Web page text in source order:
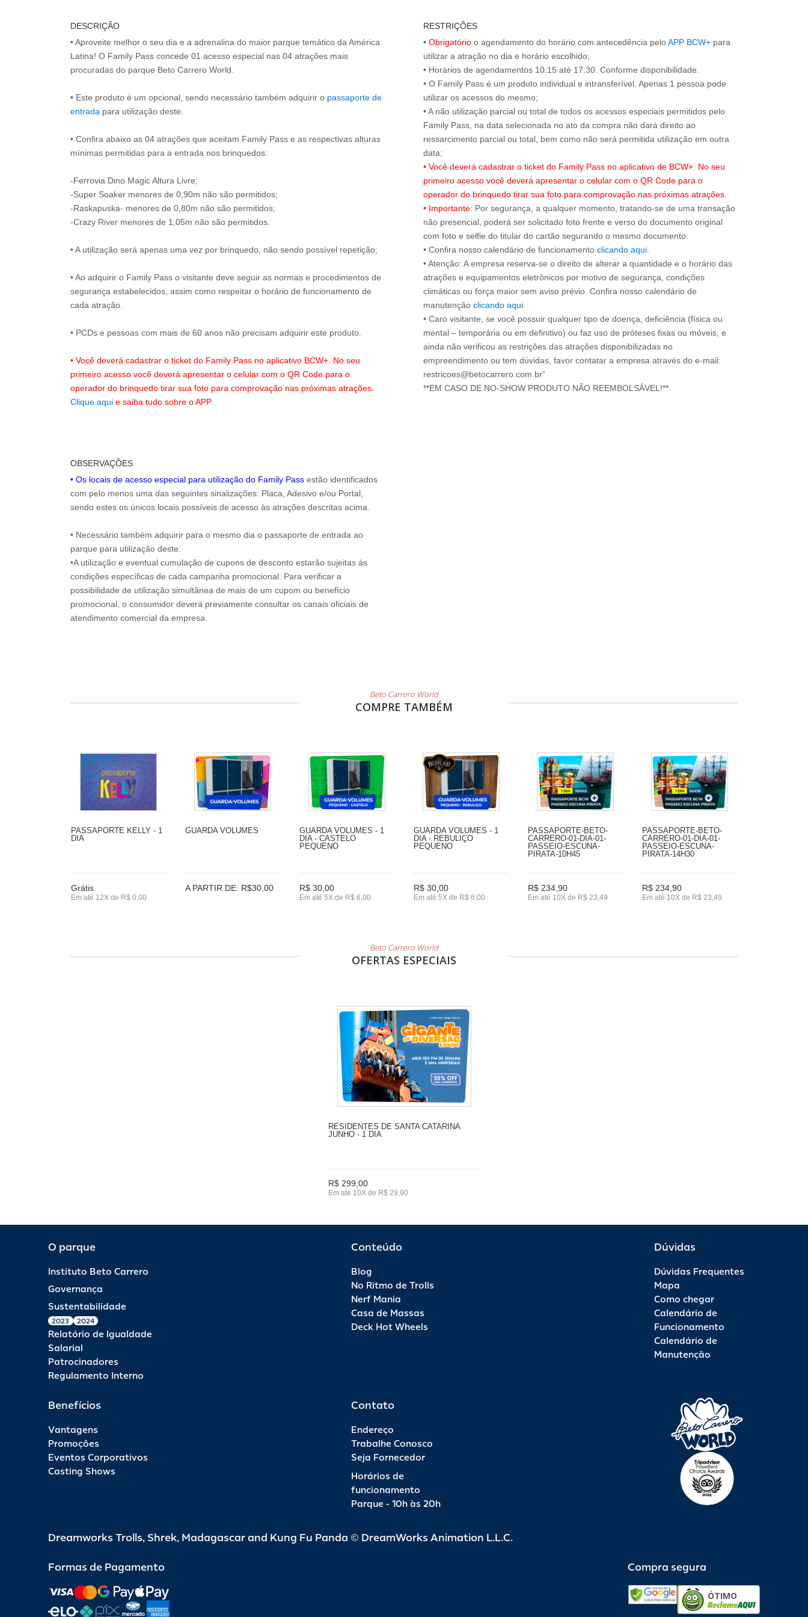
DESCRIÇÃO
• Aproveite melhor o seu dia e a adrenalina do maior parque temático da América
Latina! O Family Pass concede 01 acesso especial nas 04 atrações mais
procuradas do parque Beto Carrero World.
• Este produto é um opcional, sendo necessário também adquirir o passaporte de
entrada para utilização deste.
• Confira abaixo as 04 atrações que aceitam Family Pass e as respectivas alturas
mínimas permitidas para a entrada nos brinquedos:
-Ferrovia Dino Magic Altura Livre;
-Super Soaker menores de 0,90m não são permitidos;
-Raskapuska- menores de 0,80m não são permitidos;
-Crazy River menores de 1,05m não são permitidos.
• A utilização será apenas uma vez por brinquedo, não sendo possível repetição;
• Ao adquirir o Family Pass o visitante deve seguir as normas e procedimentos de
segurança estabelecidos, assim como respeitar o horário de funcionamento de
cada atração.
• PCDs e pessoas com mais de 60 anos não precisam adquirir este produto.
• Você deverá cadastrar o ticket do Family Pass no aplicativo BCW+. No seu
primeiro acesso você deverá apresentar o celular com o QR Code para o
operador do brinquedo tirar sua foto para comprovação nas próximas atrações.
Clique aqui e saiba tudo sobre o APP.
OBSERVAÇÕES
• Os locais de acesso especial para utilização do Family Pass estão identificados
com pelo menos uma das seguintes sinalizações: Placa, Adesivo e/ou Portal,
sendo estes os únicos locais possíveis de acesso às atrações descritas acima.
• Necessário também adquirir para o mesmo dia o passaporte de entrada ao
parque para utilização deste.
•A utilização e eventual cumulação de cupons de desconto estarão sujeitas às
condições específicas de cada campanha promocional. Para verificar a
possibilidade de utilização simultânea de mais de um cupom ou benefício
promocional, o consumidor deverá previamente consultar os canais oficiais de
atendimento comercial da empresa.
RESTRIÇÕES
• Obrigatório o agendamento do horário com antecedência peloAPP BCW+ para
utilizar a atração no dia e horário escolhido;
• Horários de agendamentos 10:15 até 17:30. Conforme disponibilidade.
• O Family Pass é um produto individual e intransferível. Apenas 1 pessoa pode
utilizar os acessos do mesmo;
• A não utilização parcial ou total de todos os acessos especiais permitidos pelo
Family Pass, na data selecionada no ato da compra não dará direito ao
ressarcimento parcial ou total, bem como não será permitida utilização em outra
• Você deverá cadastrar o ticket do Family Pass no aplicativo de BCW+. No seu
primeiro acesso você deverá apresentar o celular com o QR Code para o
operador do brinquedo tirar sua foto para comprovação nas próximas atrações.
• Importante: Por segurança, a qualquer momento, tratando-se de uma transação
não presencial, poderá ser solicitado foto frente e verso do documento original
com foto e selfie do titular do cartão segurando o mesmo documento.
• Confira nosso calendário de funcionamento clicando aqui.
• Atenção: A empresa reserva-se o direito de alterar a quantidade e o horário das
atrações e equipamentos eletrônicos por motivo de segurança, condições
climáticas ou força maior sem aviso prévio. Confira nosso calendário de
manutenção clicando aqui.
• Caro visitante, se você possuir qualquer tipo de doença, deficiência (física ou
mental – temporária ou em definitivo) ou faz uso de próteses fixas ou móveis, e
ainda não verificou as restrições das atrações disponibilizadas no
empreendimento ou tem dúvidas, favor contatar a empresa através do e-mail:
restricoes@betocarrero.com.br”
**EM CASO DE NO-SHOW PRODUTO NÃO REEMBOLSÁVEL!**
Beto Carrero World
COMPRE TAMBÉM
PASSAPORTE KELLY - 1
DIA
Grátis
Em até 12X de R$ 0,00
GUARDA VOLUMES
A PARTIR DE: R$30,00
GUARDA VOLUMES - 1
DIA - CASTELO
PEQUENO
R$ 30,00
Em até 5X de R$ 6,00
GUARDA VOLUMES - 1
DIA - REBULIÇO
PEQUENO
R$ 30,00
Em até 5X de R$ 6,00
PASSAPORTE-BETO-
CARRERO-01-DIA-01-
PASSEIO-ESCUNA-
PIRATA-10H45
R$ 234,90
Em até 10X de R$ 23,49
PASSAPORTE-BETO-
CARRERO-01-DIA-01-
PASSEIO-ESCUNA-
PIRATA-14H30
R$ 234,90
Em até 10X de R$ 23,49
Beto Carrero World
OFERTAS ESPECIAIS
RESIDENTES DE SANTA CATARINA
JUNHO - 1 DIA
R$ 299,00
Em até 10X de R$ 29,90
O parque
Instituto Beto Carrero
Governança
Sustentabilidade
2023 2024
Relatório de Igualdade
Salarial
Patrocinadores
Regulamento Interno
Conteúdo
Blog
No Ritmo de Trolls
Nerf Mania
Casa de Massas
Deck Hot Wheels
Dúvidas
Dúvidas Frequentes
Mapa
Como chegar
Calendário de
Funcionamento
Calendário de
Manutenção
Benefícios
Vantagens
Promoções
Eventos Corporativos
Casting Shows
Contato
Endereço
Trabalhe Conosco
Seja Fornecedor
Horários de
funcionamento
Parque - 10h às 20h
Dreamworks Trolls, Shrek, Madagascar and Kung Fu Panda © DreamWorks Animation L.L.C.
Formas de Pagamento Compra segura
ÓTIMO